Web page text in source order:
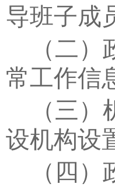
导班子成
（二）
常工作信
（三）
设机构设
（四）